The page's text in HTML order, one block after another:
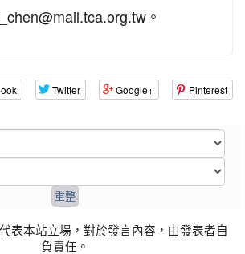
。
Twitter Google+ Pinterest
表本站立場，對於發言內容，由發表者自
負責任。